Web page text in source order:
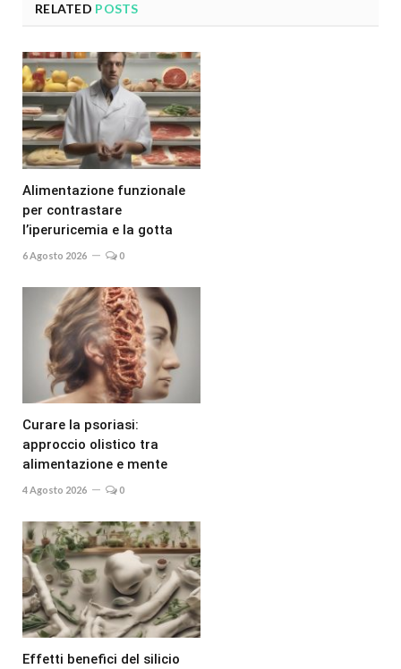
RELATED POSTS
Alimentazione funzionale
per contrastare
l’iperuricemia e la gotta
6 Agosto 2026 0
Curare la psoriasi:
approccio olistico tra
alimentazione e mente
4 Agosto 2026 0
Effetti benefici del silicio